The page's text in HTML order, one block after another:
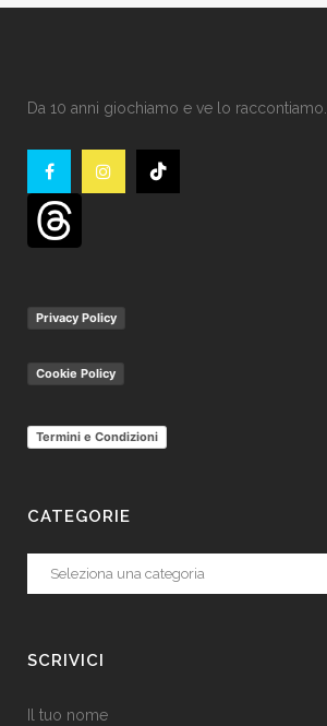
Da 10 anni giochiamo e ve lo raccontiamo.
Privacy Policy
Cookie Policy
Termini e Condizioni
CATEGORIE
Categorie
SCRIVICI
Il tuo nome